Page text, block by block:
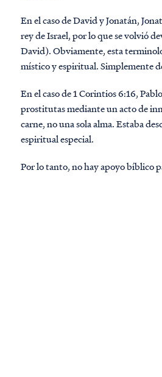
En el caso de David y Jonatán,
rey de Israel, por lo que se volvió
David). Obviamente, esta
místico y espiritual. Simplemente
En el caso de 1 Corintios 6:16,
prostitutas mediante un acto de
carne, no una sola alma. Estaba
espiritual especial.
Por lo tanto, no hay apoyo bíblico